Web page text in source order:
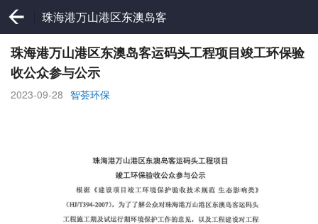
珠海港万山港区东澳岛客
运码头工程项目竣工环保
验收公众参与公示
珠海港万山港区东澳岛客运码头工程项目竣工环保验
收公众参与公示
2023-09-28 智荟环保